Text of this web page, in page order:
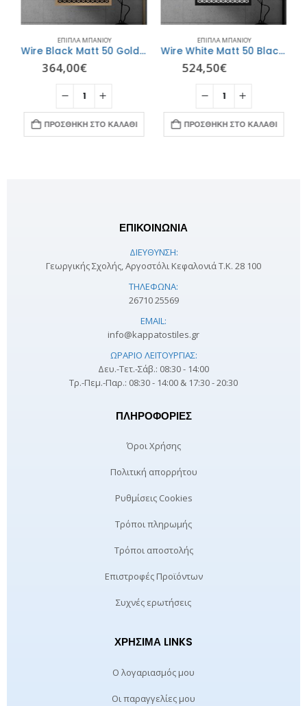
ΈΠΙΠΛΑ ΜΠΆΝΙΟΥ
Wire Black Matt 50 Gold Profile με ένα πορτάκι- ORABELLA
364,00€
ΠΡΟΣΘΉΚΗ ΣΤΟ ΚΑΛΆΘΙ
ΈΠΙΠΛΑ ΜΠΆΝΙΟΥ
Wire White Matt 50 Black Profile με δύο πορτάκια – ORABELLA
524,50€
ΠΡΟΣΘΉΚΗ ΣΤΟ ΚΑΛΆΘΙ
ΕΠΙΚΟΙΝΩΝΙΑ
ΔΙΕΎΘΥΝΣΗ:
Γεωργικής Σχολής, Αργοστόλι Κεφαλονιά Τ.Κ. 28 100
ΤΗΛΈΦΩΝΑ:
26710 25569
EMAIL:
info@kappatostiles.gr
ΩΡΆΡΙΟ ΛΕΙΤΟΥΡΓΊΑΣ:
Δευ.-Τετ.-Σάβ.: 08:30 - 14:00
Τρ.-Πεμ.-Παρ.: 08:30 - 14:00 & 17:30 - 20:30
ΠΛΗΡΟΦΟΡΊΕΣ
Όροι Χρήσης
Πολιτική απορρήτου
Ρυθμίσεις Cookies
Τρόποι πληρωμής
Τρόποι αποστολής
Επιστροφές Προϊόντων
Συχνές ερωτήσεις
ΧΡΉΣΙΜΑ LINKS
Ο λογαριασμός μου
Οι παραγγελίες μου